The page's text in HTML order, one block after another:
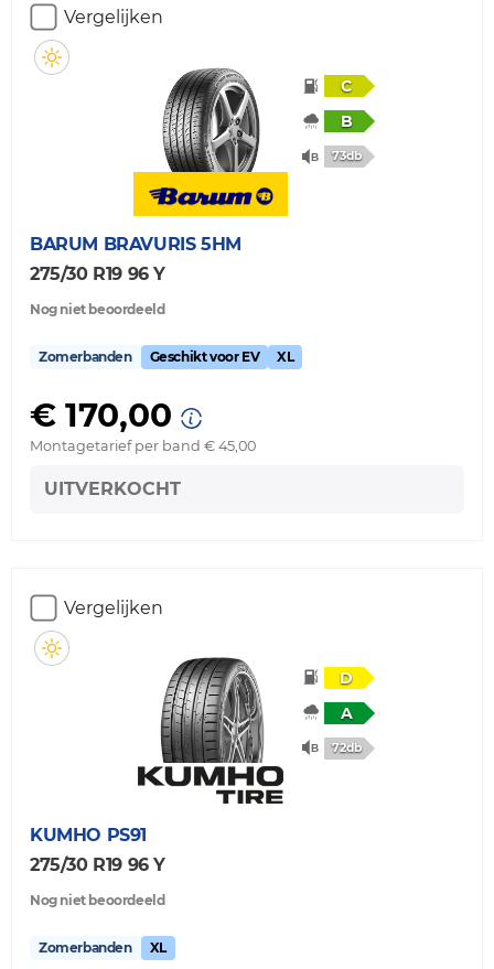
Vergelijken
C
B
73db
BARUM BRAVURIS 5HM
275/30 R19 96 Y
Nog niet beoordeeld
Zomerbanden Geschikt voor EV XL
€ 170,00
Montagetarief per band € 45,00
UITVERKOCHT
Vergelijken
D
A
72db
KUMHO PS91
275/30 R19 96 Y
Nog niet beoordeeld
Zomerbanden XL